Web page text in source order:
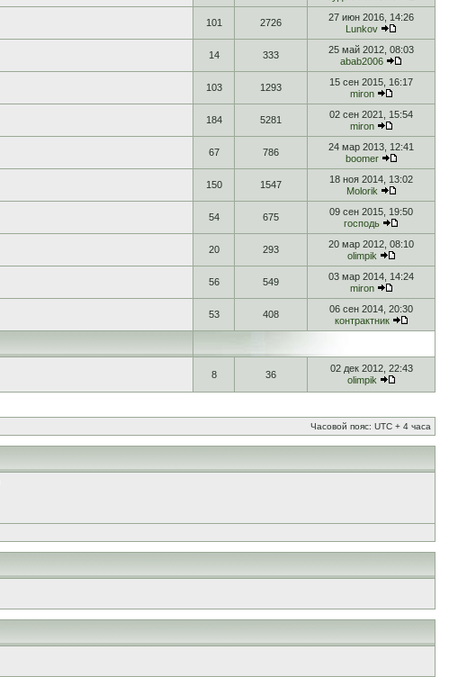
101 2726
27 июн 2016, 14:26
Lunkov
14 333
25 май 2012, 08:03
abab2006
103 1293
15 сен 2015, 16:17
miron
184 5281
02 сен 2021, 15:54
miron
67 786
24 мар 2013, 12:41
boomer
150 1547
18 ноя 2014, 13:02
Molorik
54 675
09 сен 2015, 19:50
господь
20 293
20 мар 2012, 08:10
olimpik
56 549
03 мар 2014, 14:24
miron
53 408
06 сен 2014, 20:30
контрактник
8 36
02 дек 2012, 22:43
olimpik
Часовой пояс: UTC + 4 часа